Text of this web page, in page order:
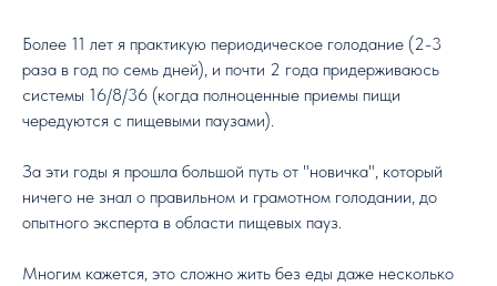
Более 11 лет я практикую периодическое голодание (2-3
раза в год по семь дней), и почти 2 года придерживаюсь
системы 16/8/36 (когда полноценные приемы пищи
чередуются с пищевыми паузами).
За эти годы я прошла большой путь от "новичка", который
ничего не знал о правильном и грамотном голодании, до
опытного эксперта в области пищевых пауз.
Многим кажется, это сложно жить без еды даже несколько